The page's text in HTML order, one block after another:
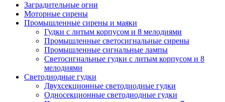
Заградительные огни
Моторные сирены
Промышленные сирены и маяки
Гудки с литым корпусом и 8 мелодиями
Промышленные светосигнальные сирены
Промышленные сигнальные лампы
Светосигнальные гудки с литым корпусом и 8
мелодиями
Светодиодные гудки
Двухсекционные светодиодные гудки
Односекционные светодиодные гудки